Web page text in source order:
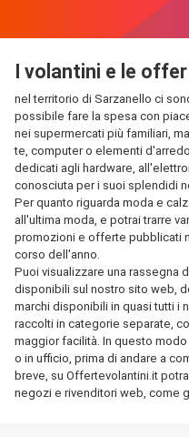
I volantini e le
nel territorio di Sarzanello ci
possibile fare la spesa con
nei supermercati più familiari,
te, computer o elementi
dedicati agli hardware,
conosciuta per i suoi splendidi
Per quanto riguarda moda e
all'ultima moda, e potrai trarre
promozioni e offerte pubblicati
corso dell'anno.
Puoi visualizzare una rassegna
disponibili sul nostro sito web,
marchi disponibili in quasi tutti i
raccolti in categorie separate,
maggior facilità. In questo
o in ufficio, prima di andare a
breve, su Offertevolantini.it
negozi e rivenditori web, come